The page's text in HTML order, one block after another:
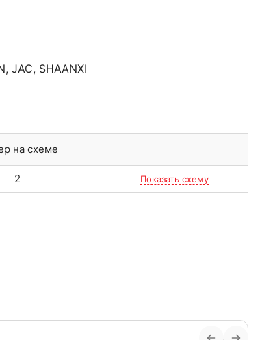
, JAC, SHAANXI
на схеме
2 Показать схему